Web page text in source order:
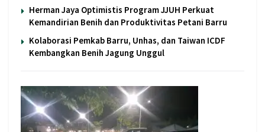
Herman Jaya Optimistis Program JJUH Perkuat
Kemandirian Benih dan Produktivitas Petani Barru
Kolaborasi Pemkab Barru, Unhas, dan Taiwan ICDF
Kembangkan Benih Jagung Unggul